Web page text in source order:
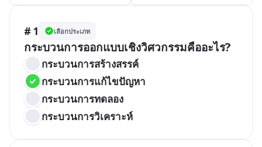
# 1 เลือกประเภท
กระบวนการออกแบบเชิงวิศวกรรมคืออะไร?
กระบวนการสร้างสรรค์
กระบวนการแก้ไขปัญหา
กระบวนการทดลอง
กระบวนการวิเคราะห์